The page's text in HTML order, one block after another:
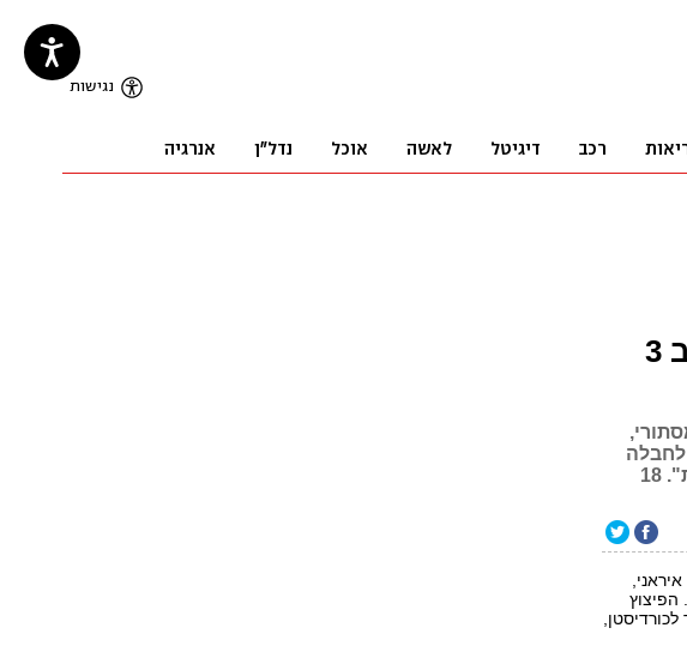
איראן טוענת: הפיצוץ בבסיס השיהאב 3
לחבלה
מכוונת: "המקור הוא שריפה, כל הידיעות האחרות הן שמועות". 18
הפיצוץ
וסמוך לכורדיסטן,